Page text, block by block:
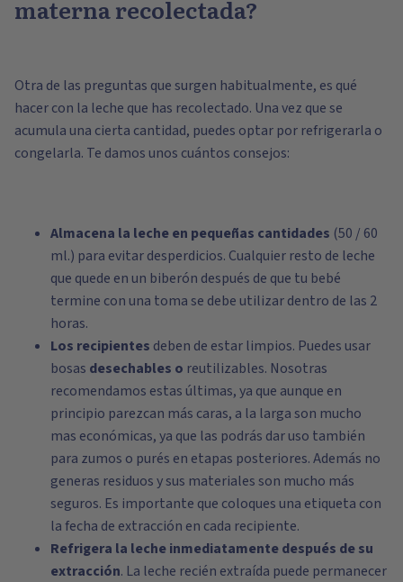
materna recolectada?
Otra de las preguntas que surgen habitualmente, es qué
hacer con la leche que has recolectado. Una vez que se
acumula una cierta cantidad, puedes optar por refrigerarla o
congelarla. Te damos unos cuántos consejos:
Almacena la leche en pequeñas cantidades (50 / 60
ml.) para evitar desperdicios. Cualquier resto de leche
que quede en un biberón después de que tu bebé
termine con una toma se debe utilizar dentro de las 2
horas.
Los recipientes deben de estar limpios. Puedes usar
bosas desechables o reutilizables. Nosotras
recomendamos estas últimas, ya que aunque en
principio parezcan más caras, a la larga son mucho
mas económicas, ya que las podrás dar uso también
para zumos o purés en etapas posteriores. Además no
generas residuos y sus materiales son mucho más
seguros. Es importante que coloques una etiqueta con
la fecha de extracción en cada recipiente.
Refrigera la leche inmediatamente después de su
extracción. La leche recién extraída puede permanecer